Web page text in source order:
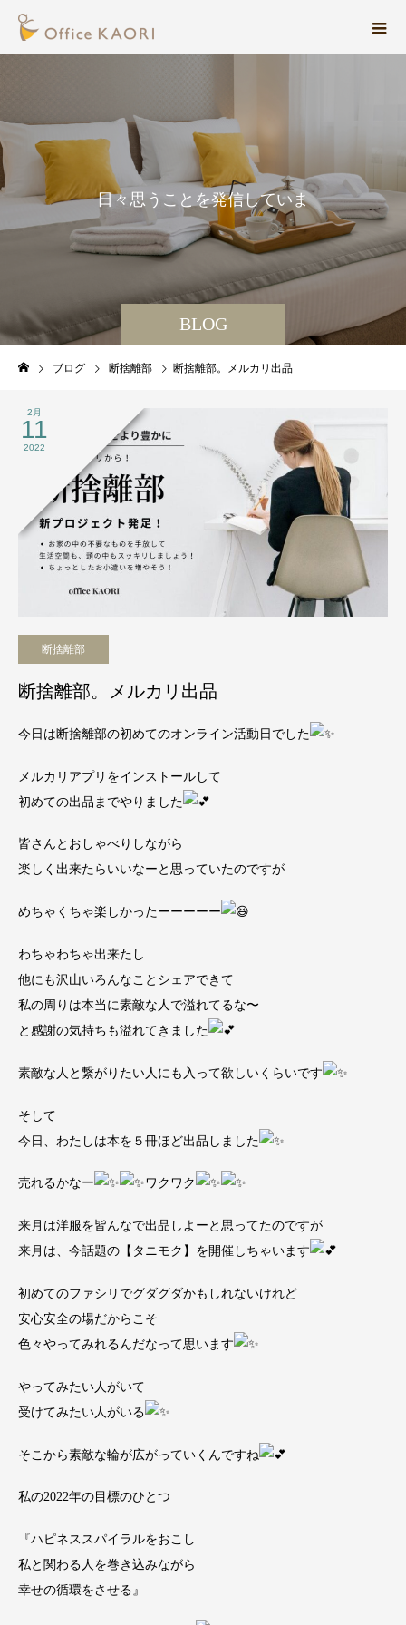
BLOG
日々思 う こ と を 発信しています。
ブログ 断捨離部 断捨離部。メルカリ出品
2月
11
2022
断捨離部
断捨離部。メルカリ出品
今日は断捨離部の初めてのオンライン活動日でした
メルカリアプリをインストールして
初めての出品までやりました
皆さんとおしゃべりしながら
楽しく出来たらいいなーと思っていたのですが
めちゃくちゃ楽しかったーーーーー
わちゃわちゃ出来たし
他にも沢山いろんなことシェアできて
私の周りは本当に素敵な人で溢れてるな〜
と感謝の気持ちも溢れてきました
素敵な人と繋がりたい人にも入って欲しいくらいです
そして
今日、わたしは本を５冊ほど出品しました
売れるかなー ワクワク
来月は洋服を皆んなで出品しよーと思ってたのですが
来月は、今話題の【タニモク】を開催しちゃいます
初めてのファシリでグダグダかもしれないけれど
安心安全の場だからこそ
色々やってみれるんだなって思います
やってみたい人がいて
受けてみたい人がいる
そこから素敵な輪が広がっていくんですね
私の2022年の目標のひとつ
『ハピネススパイラルをおこし
私と関わる人を巻き込みながら
幸せの循環をさせる』